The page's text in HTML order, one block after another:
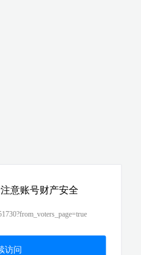
意账号财产安全
访问